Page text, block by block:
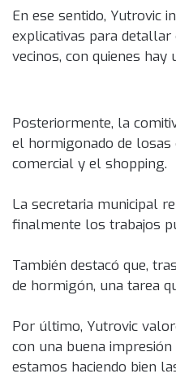
En ese sentido, Yutrovic
explicativas para detallar
vecinos, con quienes hay
Posteriormente, la
el hormigonado de losas
comercial y el shopping.
La secretaria municipal
finalmente los trabajos
También destacó que,
de hormigón, una tarea
Por último, Yutrovic
con una buena
estamos haciendo bien